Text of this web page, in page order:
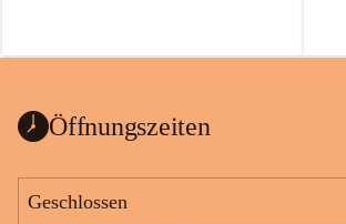
Öffnungszeiten
Geschlossen